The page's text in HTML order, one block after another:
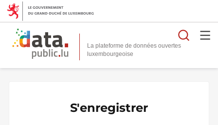
La plateforme de données ouvertes
S'enregistrer